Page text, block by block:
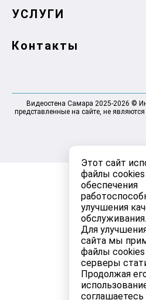
Этот сайт
файлы cookies
обеспечения
улучшения
обслуживания.
Для
сайта мы
файлы
серверы
Продолжая
УСЛУГИ
Контакты
Видеостена Самара 2025-2026 ©
представленные на сайте, не